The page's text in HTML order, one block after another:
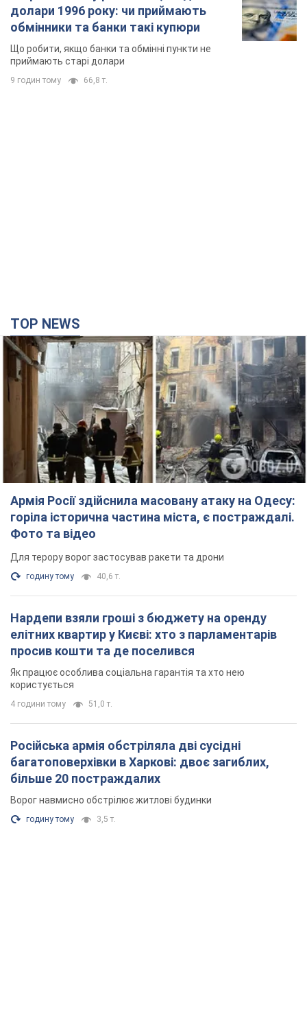
долари 1996 року: чи приймають
обмінники та банки такі купюри
Що робити, якщо банки та обмінні пункти не
приймають старі долари
9 годин тому 66,8 т.
TOP NEWS
Армія Росії здійснила масовану атаку на Одесу:
горіла історична частина міста, є постраждалі.
Фото та відео
Для терору ворог застосував ракети та дрони
годину тому 40,6 т.
Нардепи взяли гроші з бюджету на оренду
елітних квартир у Києві: хто з парламентарів
просив кошти та де поселився
Як працює особлива соціальна гарантія та хто нею
користується
4 години тому 51,0 т.
Російська армія обстріляла дві сусідні
багатоповерхівки в Харкові: двоє загиблих,
більше 20 постраждалих
Ворог навмисно обстрілює житлові будинки
годину тому 3,5 т.